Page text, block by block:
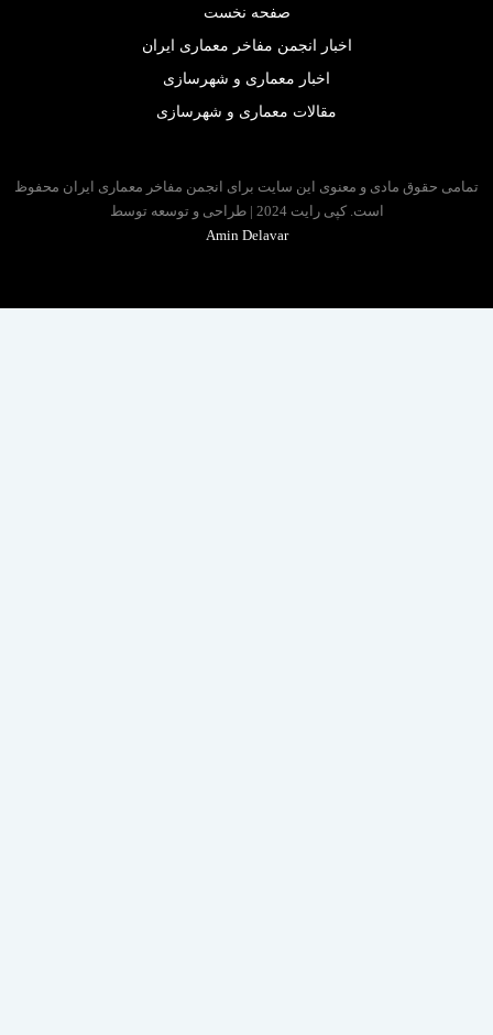
صفحه نخست
اخبار انجمن مفاخر معماری ایران
اخبار معماری و شهرسازی
مقالات معماری و شهرسازی
حقوق مادی و معنوی این سایت برای انجمن مفاخر معماری ایران محفوظ
است. کپی رایت 2024 | طراحی و توسعه توسط
Amin Delavar